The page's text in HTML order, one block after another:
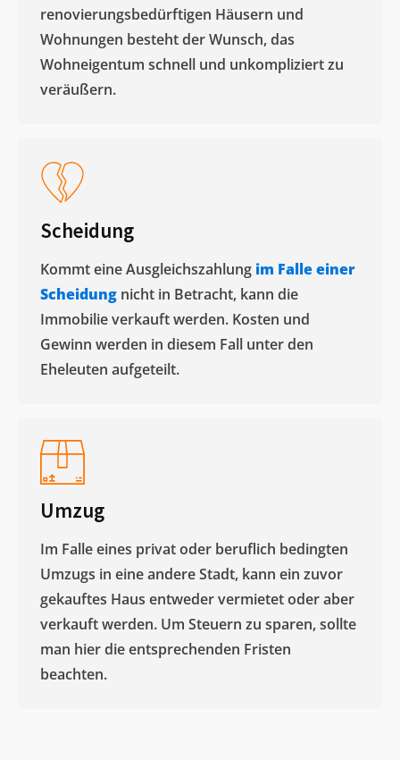
renovierungsbedürftigen Häusern und
Wohnungen besteht der Wunsch, das
Wohneigentum schnell und unkompliziert zu
veräußern. ​
Scheidung
Kommt eine Ausgleichszahlung im Falle einer
Scheidung nicht in Betracht, kann die
Immobilie verkauft werden. Kosten und
Gewinn werden in diesem Fall unter den
Eheleuten aufgeteilt.​
Umzug
Im Falle eines privat oder beruflich bedingten
Umzugs in eine andere Stadt, kann ein zuvor
gekauftes Haus entweder vermietet oder aber
verkauft werden. Um Steuern zu sparen, sollte
man hier die entsprechenden Fristen
beachten.